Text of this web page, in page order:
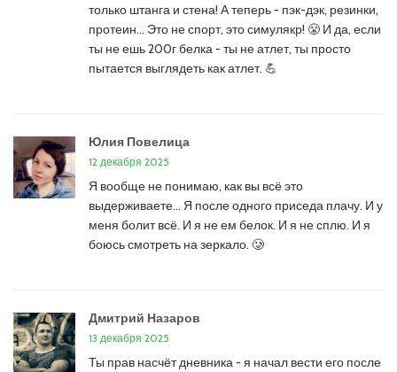
только штанга и стена! А теперь - пэк-дэк, резинки,
протеин… Это не спорт, это симулякр! 😤 И да, если
ты не ешь 200г белка - ты не атлет, ты просто
пытается выглядеть как атлет. 💪
Юлия Повелица
12 декабря 2025
Я вообще не понимаю, как вы всё это
выдерживаете... Я после одного приседа плачу. И у
меня болит всё. И я не ем белок. И я не сплю. И я
боюсь смотреть на зеркало. 🥲
Дмитрий Назаров
13 декабря 2025
Ты прав насчёт дневника - я начал вести его после